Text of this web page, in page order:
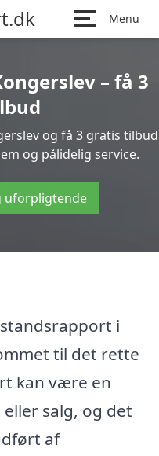
Menu
– få 3
og få 3 gratis tilbud
og pålidelig service.
uforpligtende
i
til det rette
kan være en
salg, og det
af